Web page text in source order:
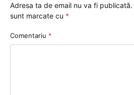
Adresa ta de email nu va fi publicată.
sunt marcate cu *
Comentariu *